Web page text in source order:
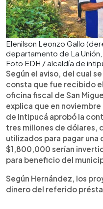
Elenilson Leonzo Gallo
departamento de La
Foto EDH / alcaldía de
Según el aviso, del cual
consta que fue recibido
oficina fiscal de San
explica que en
de Intipucá aprobó la
tres millones de dólares,
utilizados para pagar
$1,800,000 serían
para beneficio del
Según Hernández, los
dinero del referido